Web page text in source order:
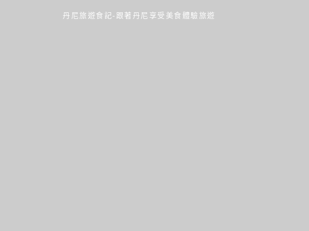
丹尼旅遊食記-跟著丹尼享受美食體驗旅遊